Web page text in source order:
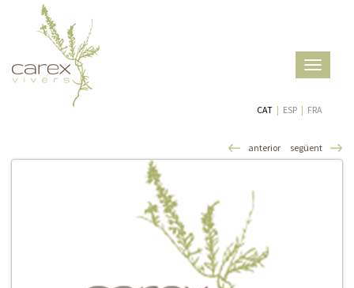
Toggle
CAT | ESP | FRA
anterior següent